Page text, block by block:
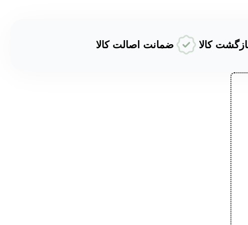
ضمانت اصالت کالا